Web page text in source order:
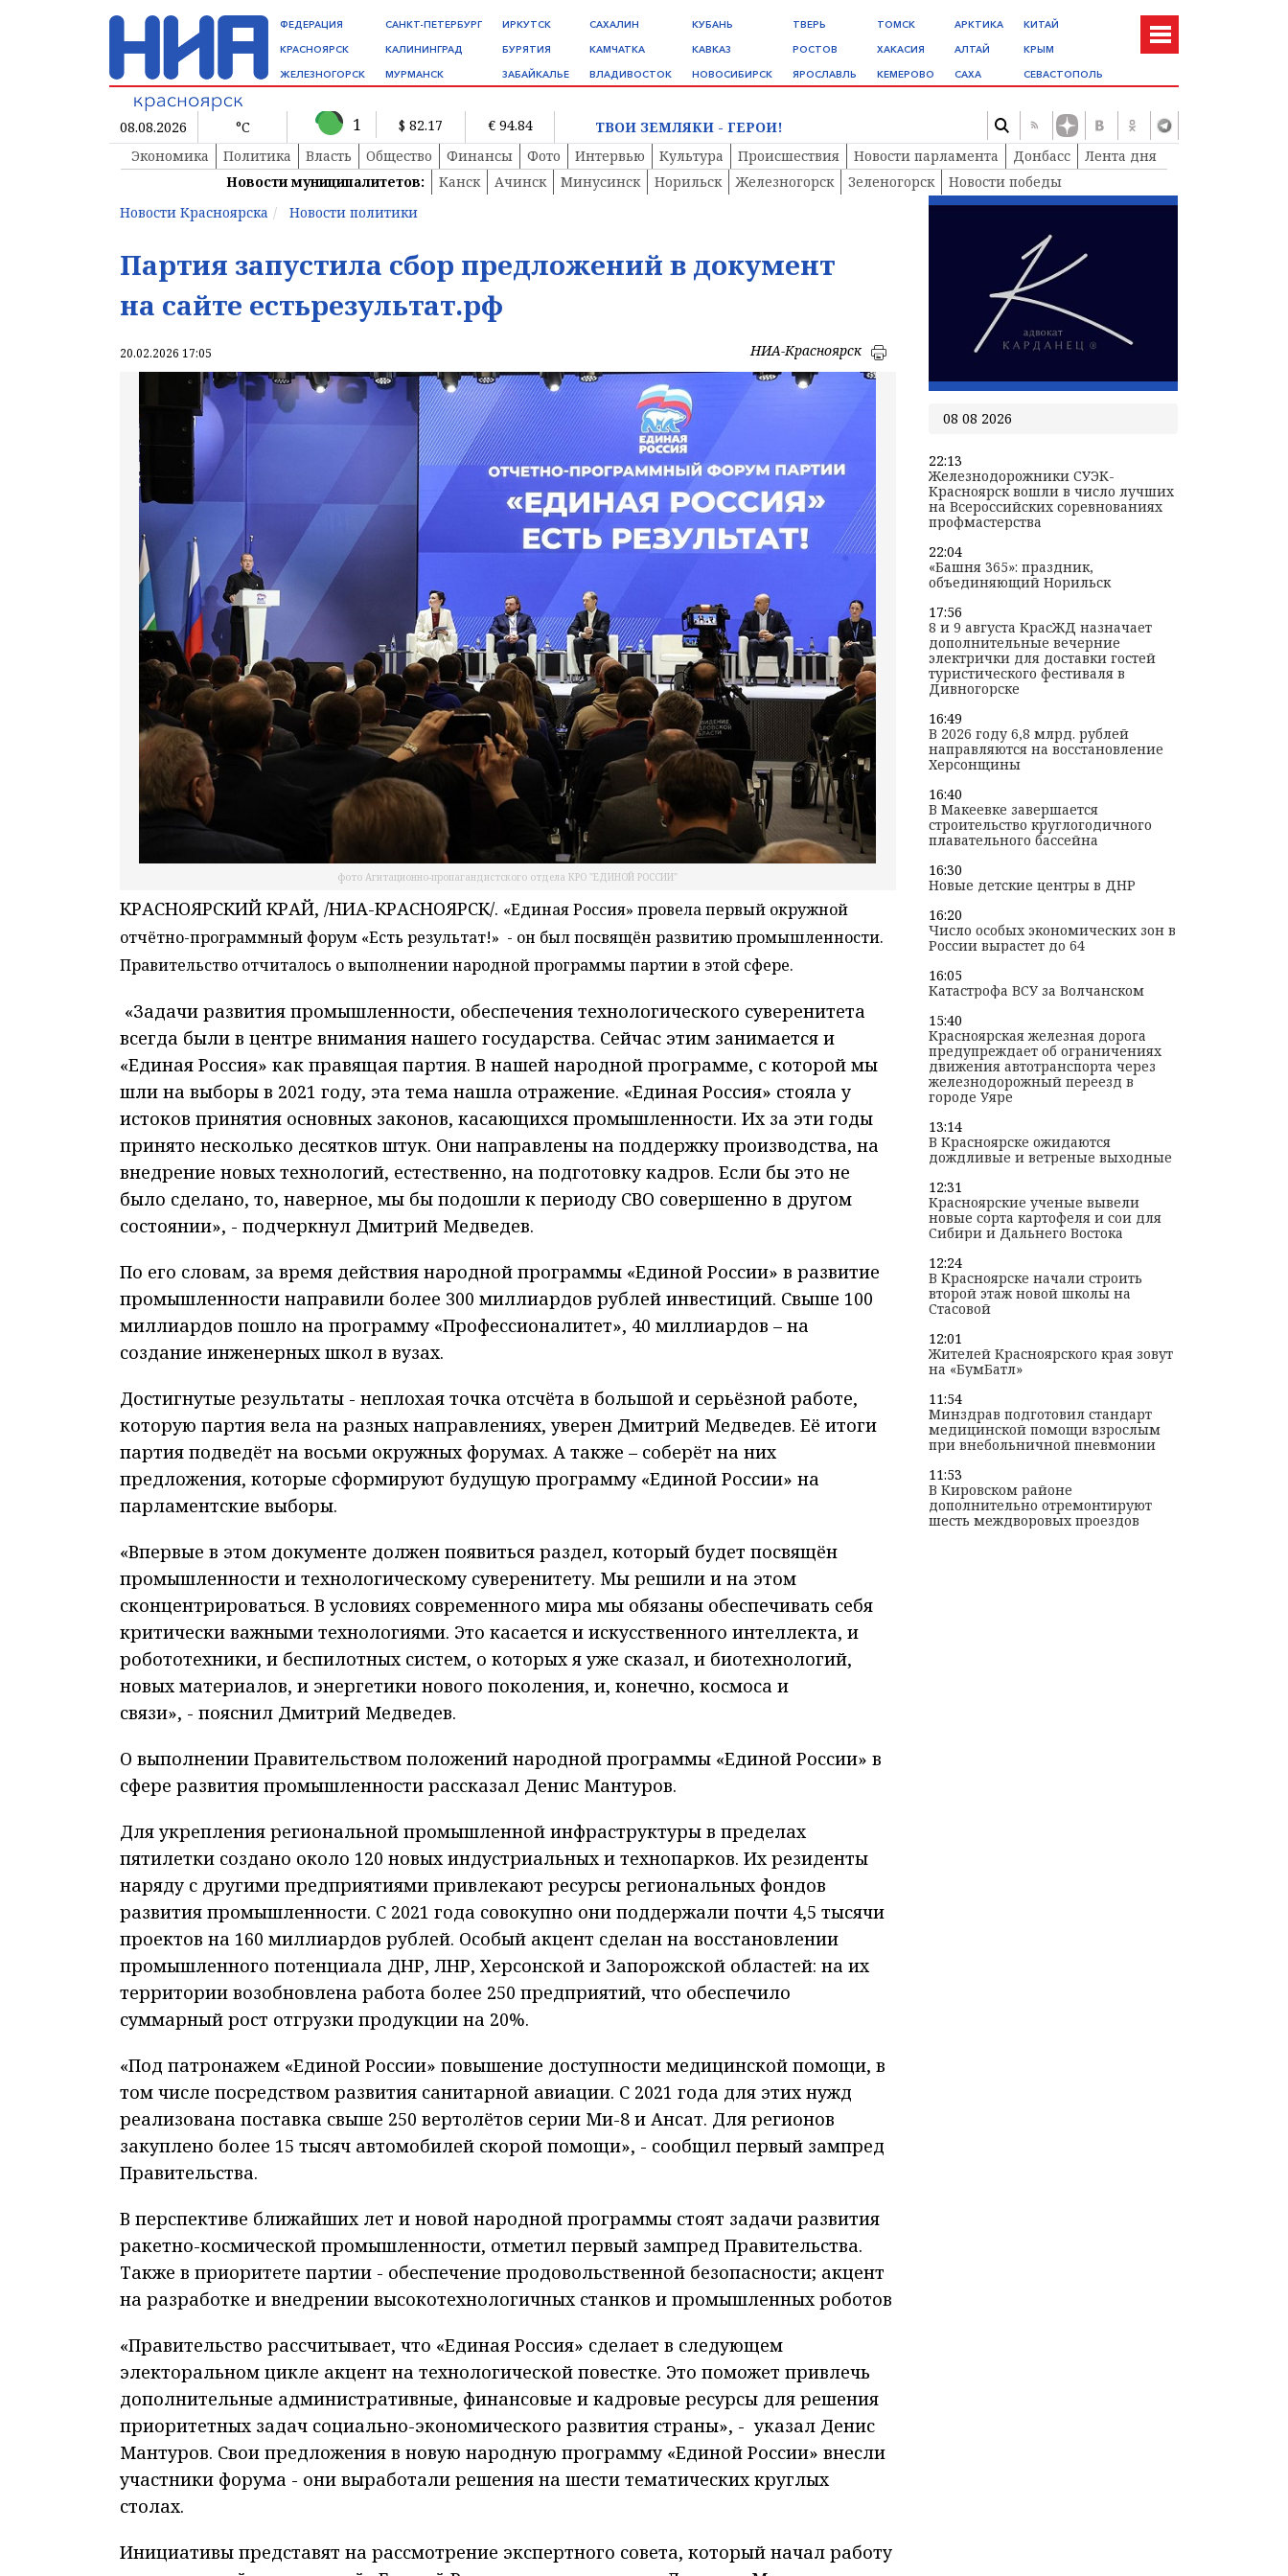
ФЕДЕРАЦИЯ
КРАСНОЯРСК
ЖЕЛЕЗНОГОРСК
САНКТ-ПЕТЕРБУРГ
КАЛИНИНГРАД
МУРМАНСК
ИРКУТСК
БУРЯТИЯ
ЗАБАЙКАЛЬЕ
САХАЛИН
КАМЧАТКА
ВЛАДИВОСТОК
КУБАНЬ
КАВКАЗ
НОВОСИБИРСК
ТВЕРЬ
РОСТОВ
ЯРОСЛАВЛЬ
ТОМСК
ХАКАСИЯ
КЕМЕРОВО
АРКТИКА
АЛТАЙ
САХА
КИТАЙ
КРЫМ
СЕВАСТОПОЛЬ
08.08.2026 °C 1 $ 82.17 € 94.84
ТВОИ ЗЕМЛЯКИ - ГЕРОИ!
Экономика
Политика Власть Общество Финансы Фото Интервью Культура Происшествия Новости парламента Донбасс
Лента дня
Новости муниципалитетов:
Канск Ачинск Минусинск Норильск Железногорск Зеленогорск
Новости победы
Новости Красноярска
Новости политики
Партия запустила сбор предложений в документ
на сайте естьрезультат.рф
20.02.2026 17:05 НИА-Красноярск
фото Агитационно-пропагандистского отдела КРО "ЕДИНОЙ РОССИИ"
КРАСНОЯРСКИЙ КРАЙ, /НИА-КРАСНОЯРСК/. «Единая Россия» провела первый окружной
отчётно-программный форум «Есть результат!» - он был посвящён развитию промышленности.
Правительство отчиталось о выполнении народной программы партии в этой сфере.
«Задачи развития промышленности, обеспечения технологического суверенитета
всегда были в центре внимания нашего государства. Сейчас этим занимается и
«Единая Россия» как правящая партия. В нашей народной программе, с которой мы
шли на выборы в 2021 году, эта тема нашла отражение. «Единая Россия» стояла у
истоков принятия основных законов, касающихся промышленности. Их за эти годы
принято несколько десятков штук. Они направлены на поддержку производства, на
внедрение новых технологий, естественно, на подготовку кадров. Если бы это не
было сделано, то, наверное, мы бы подошли к периоду СВО совершенно в другом
состоянии», - подчеркнул Дмитрий Медведев.
По его словам, за время действия народной программы «Единой России» в развитие
промышленности направили более 300 миллиардов рублей инвестиций. Свыше 100
миллиардов пошло на программу «Профессионалитет», 40 миллиардов – на
создание инженерных школ в вузах.
Достигнутые результаты - неплохая точка отсчёта в большой и серьёзной работе,
которую партия вела на разных направлениях, уверен Дмитрий Медведев. Её итоги
партия подведёт на восьми окружных форумах. А также – соберёт на них
предложения, которые сформируют будущую программу «Единой России» на
парламентские выборы.
«Впервые в этом документе должен появиться раздел, который будет посвящён
промышленности и технологическому суверенитету. Мы решили и на этом
сконцентрироваться. В условиях современного мира мы обязаны обеспечивать себя
критически важными технологиями. Это касается и искусственного интеллекта, и
робототехники, и беспилотных систем, о которых я уже сказал, и биотехнологий,
новых материалов, и энергетики нового поколения, и, конечно, космоса и
связи», - пояснил Дмитрий Медведев.
О выполнении Правительством положений народной программы «Единой России» в
сфере развития промышленности рассказал Денис Мантуров.
Для укрепления региональной промышленной инфраструктуры в пределах
пятилетки создано около 120 новых индустриальных и технопарков. Их резиденты
наряду с другими предприятиями привлекают ресурсы региональных фондов
развития промышленности. С 2021 года совокупно они поддержали почти 4,5 тысячи
проектов на 160 миллиардов рублей. Особый акцент сделан на восстановлении
промышленного потенциала ДНР, ЛНР, Херсонской и Запорожской областей: на их
территории возобновлена работа более 250 предприятий, что обеспечило
суммарный рост отгрузки продукции на 20%.
«Под патронажем «Единой России» повышение доступности медицинской помощи, в
том числе посредством развития санитарной авиации. С 2021 года для этих нужд
реализована поставка свыше 250 вертолётов серии Ми-8 и Ансат. Для регионов
закуплено более 15 тысяч автомобилей скорой помощи», - сообщил первый зампред
Правительства.
В перспективе ближайших лет и новой народной программы стоят задачи развития
ракетно-космической промышленности, отметил первый зампред Правительства.
Также в приоритете партии - обеспечение продовольственной безопасности; акцент
на разработке и внедрении высокотехнологичных станков и промышленных роботов
«Правительство рассчитывает, что «Единая Россия» сделает в следующем
электоральном цикле акцент на технологической повестке. Это поможет привлечь
дополнительные административные, финансовые и кадровые ресурсы для решения
приоритетных задач социально-экономического развития страны», - указал Денис
Мантуров. Свои предложения в новую народную программу «Единой России» внесли
участники форума - они выработали решения на шести тематических круглых
столах.
Инициативы представят на рассмотрение экспертного совета, который начал работу
08 08 2026
22:13
Железнодорожники СУЭК-
Красноярск вошли в число лучших
на Всероссийских соревнованиях
профмастерства
22:04
«Башня 365»: праздник,
объединяющий Норильск
17:56
8 и 9 августа КрасЖД назначает
дополнительные вечерние
электрички для доставки гостей
туристического фестиваля в
Дивногорске
16:49
В 2026 году 6,8 млрд. рублей
направляются на восстановление
Херсонщины
16:40
В Макеевке завершается
строительство круглогодичного
плавательного бассейна
16:30
Новые детские центры в ДНР
16:20
Число особых экономических зон в
России вырастет до 64
16:05
Катастрофа ВСУ за Волчанском
15:40
Красноярская железная дорога
предупреждает об ограничениях
движения автотранспорта через
железнодорожный переезд в
городе Уяре
13:14
В Красноярске ожидаются
дождливые и ветреные выходные
12:31
Красноярские ученые вывели
новые сорта картофеля и сои для
Сибири и Дальнего Востока
12:24
В Красноярске начали строить
второй этаж новой школы на
Стасовой
12:01
Жителей Красноярского края зовут
на «БумБатл»
11:54
Минздрав подготовил стандарт
медицинской помощи взрослым
при внебольничной пневмонии
11:53
В Кировском районе
дополнительно отремонтируют
шесть междворовых проездов